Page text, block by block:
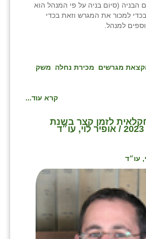
מסיום הבניה (סיום בניה על פי המנהל הוא
בכדי למכור את המגרש וזאת בכדי
למנהל.
מגרשים מכירת נחלה
משק
קרא עוד...
לזמן קצר בשנת
עו״ד